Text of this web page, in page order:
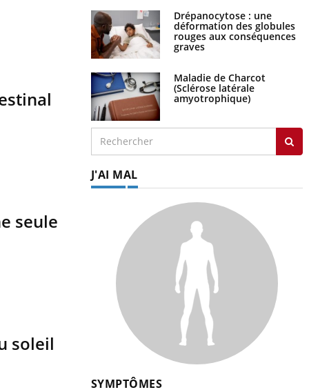
seule
soleil
Drépanocytose : une
déformation des globules
rouges aux conséquences
graves
Maladie de Charcot
(Sclérose latérale
amyotrophique)
J'AI MAL
SYMPTÔMES